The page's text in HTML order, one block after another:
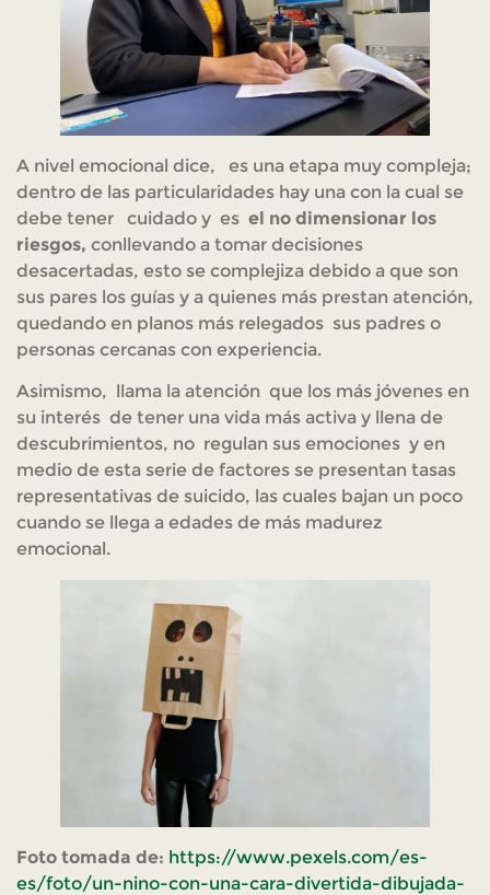
A nivel emocional dice, es una etapa muy compleja;
dentro de las particularidades hay una con la cual se
debe tener cuidado y es el no dimensionar los
riesgos, conllevando a tomar decisiones
desacertadas, esto se complejiza debido a que son
sus pares los guías y a quienes más prestan atención,
quedando en planos más relegados sus padres o
personas cercanas con experiencia.
Asimismo, llama la atención que los más jóvenes en
su interés de tener una vida más activa y llena de
descubrimientos, no regulan sus emociones y en
medio de esta serie de factores se presentan tasas
representativas de suicido, las cuales bajan un poco
cuando se llega a edades de más madurez
emocional.
Foto tomada de: https://www.pexels.com/es-
es/foto/un-nino-con-una-cara-divertida-dibujada-